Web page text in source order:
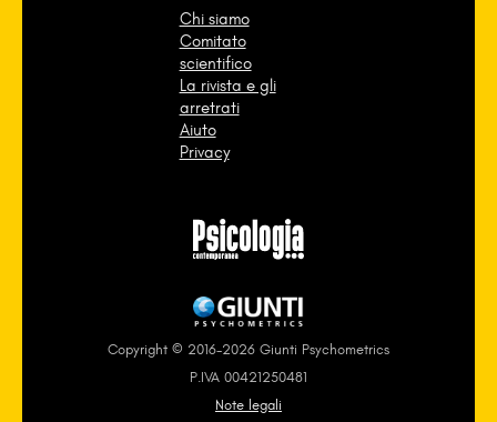
Copyright © 2016-2026 Giunti Psychometrics
P.IVA 00421250481
Note legali
Chi siamo
Comitato
scientifico
La rivista e gli
arretrati
Aiuto
Privacy